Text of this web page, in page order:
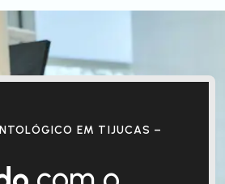
EM TIJUCAS –